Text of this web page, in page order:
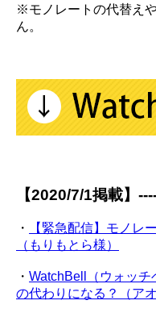
※モノレートの代替え
ん。
【2020/7/1掲載】
・
【緊急配信】モノレ
（もりもとら様）
・ WatchBell（ウォッチ
の代わりになる？（アオ